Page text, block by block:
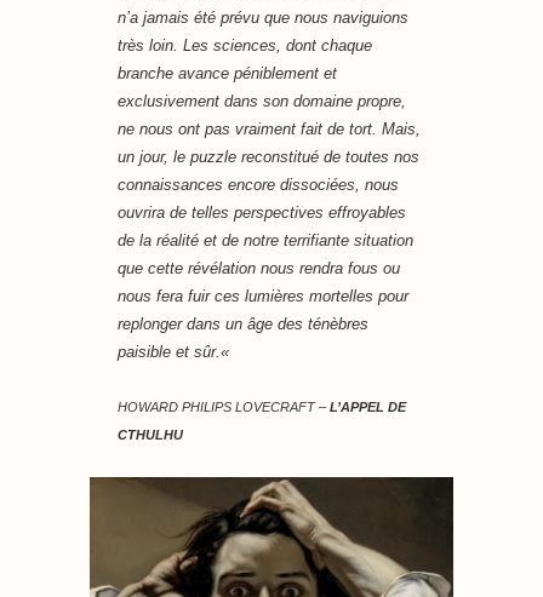
n’a jamais été prévu que nous naviguions
très loin. Les sciences, dont chaque
branche avance péniblement et
exclusivement dans son domaine propre,
ne nous ont pas vraiment fait de tort. Mais,
un jour, le puzzle reconstitué de toutes nos
connaissances encore dissociées, nous
ouvrira de telles perspectives effroyables
de la réalité et de notre terrifiante situation
que cette révélation nous rendra fous ou
nous fera fuir ces lumières mortelles pour
replonger dans un âge des ténèbres
paisible et sûr. «
HOWARD PHILIPS LOVECRAFT – L’APPEL DE
CTHULHU